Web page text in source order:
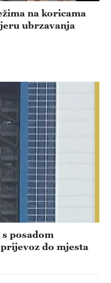
na koricama
ubrzavanja
posadom
do mjesta